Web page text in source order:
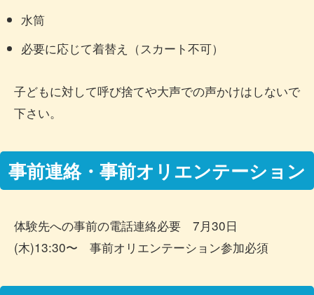
水筒
必要に応じて着替え（スカート不可）
子どもに対して呼び捨てや大声での声かけはしないで
下さい。
事前連絡・事前オリエンテーション
体験先への事前の電話連絡必要 7月30日
(木)13:30〜 事前オリエンテーション参加必須